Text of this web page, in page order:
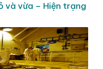
và vừa – Hiện trạng